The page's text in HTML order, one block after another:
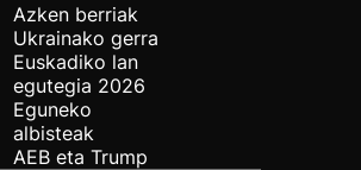
Azken berriak
Ukrainako gerra
Euskadiko lan
egutegia 2026
Eguneko
albisteak
AEB eta Trump